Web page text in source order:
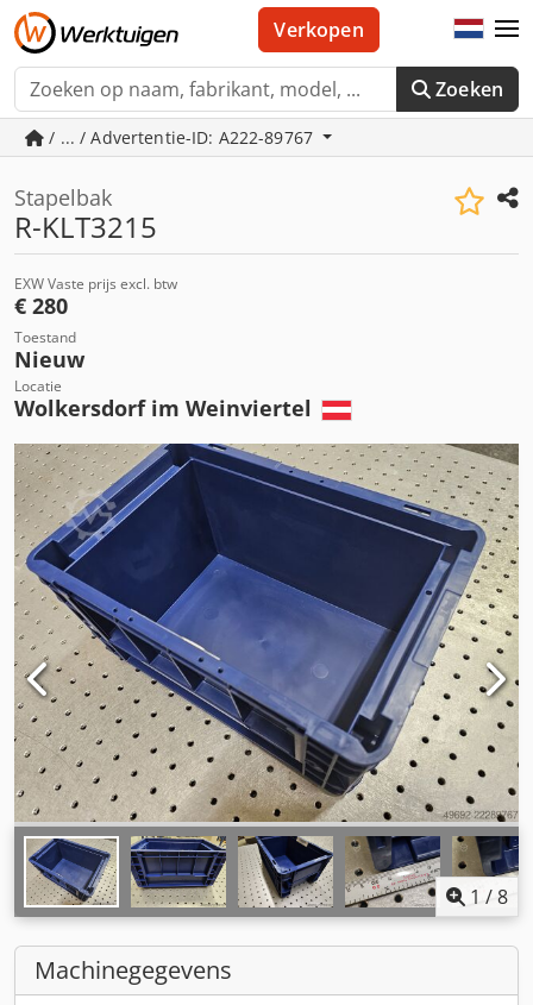
Zoeken
Verkopen
/ ... / Advertentie-ID: A222-89767
Stapelbak
R-KLT3215
EXW Vaste prijs excl. btw
€ 280
Toestand
Nieuw
Locatie
Wolkersdorf im Weinviertel
1 /8
Machinegegevens